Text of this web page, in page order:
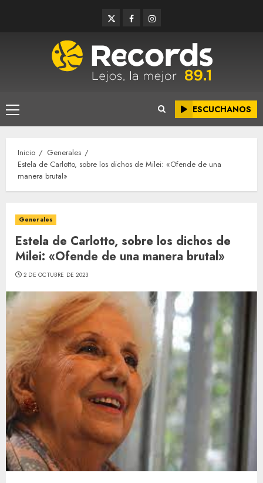
TwitterFacebookInstagram
Menú
principal
ESCUCHANOS
Inicio
Generales
Estela de Carlotto, sobre los dichos de Milei: «Ofende de una
manera brutal»
Generales
Estela de Carlotto, sobre los dichos de
Milei: «Ofende de una manera brutal»
2 DE OCTUBRE DE 2023